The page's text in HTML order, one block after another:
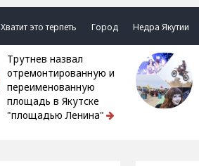
Хватит это терпеть Город Недра Якутии
Трутнев назвал
отремонтированную и
переименованную
площадь в Якутске
"площадью Ленина"